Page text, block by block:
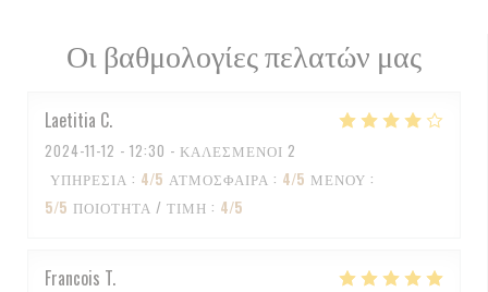
Οι βαθμολογίες πελατών μας
Laetitia C
2024-11-12 - 12:30 - ΚΑΛΕΣΜΈΝΟΙ 2
ΥΠΗΡΕΣΊΑ : 4/5 ΑΤΜΌΣΦΑΙΡΑ : 4/5 ΜΕΝΟΎ :
5/5 ΠΟΙΌΤΗΤΑ / ΤΙΜΉ : 4/5
Francois T